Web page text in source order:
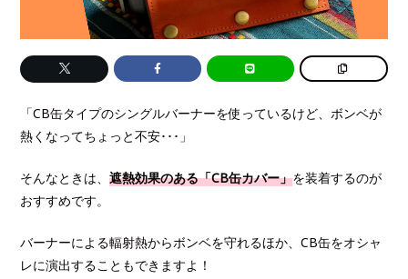
「CB缶タイプのシングルバーナーを使っているけど、ボンベが
熱くなってちょっと不安･･･」
そんなときは、遮熱効果のある「CB缶カバー」を装着するのが
おすすめです。
バーナーによる輻射熱からボンベを守れるほか、CB缶をオシャ
レに演出することもできますよ！